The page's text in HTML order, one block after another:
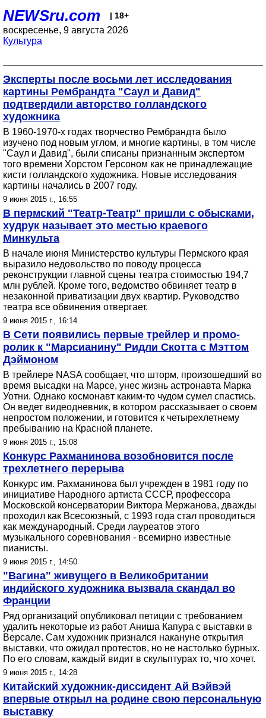
NEWSru.com | 18+
воскресенье, 9 августа 2026
Культура
Эксперты после восьми лет исследования
картины Рембрандта "Саул и Давид"
подтвердили авторство голландского
художника
В 1960-1970-х годах творчество Рембрандта было
изучено под новым углом, и многие картины, в том числе
"Саул и Давид", были списаны признанным экспертом
того времени Хорстом Герсоном как не принадлежащие
кисти голландского художника. Новые исследования
картины начались в 2007 году.
9 июня 2015 г., 16:55
В пермский "Театр-Театр" пришли с обысками,
худрук называет это местью краевого
Минкульта
В начале июня Министерство культуры Пермского края
выразило недовольство по поводу процесса
реконструкции главной сцены театра стоимостью 194,7
млн рублей. Кроме того, ведомство обвиняет театр в
незаконной приватизации двух квартир. Руководство
театра все обвинения отвергает.
9 июня 2015 г., 16:14
В Сети появились первые трейлер и промо-
ролик к "Марсианину" Ридли Скотта с Мэттом
Дэймоном
В трейлере NASA сообщает, что шторм, произошедший во
время высадки на Марсе, унес жизнь астронавта Марка
Уотни. Однако космонавт каким-то чудом сумел спастись.
Он ведет видеодневник, в котором рассказывает о своем
непростом положении, и готовится к четырехлетнему
пребыванию на Красной планете.
9 июня 2015 г., 15:08
Конкурс Рахманинова возобновится после
трехлетнего перерыва
Конкурс им. Рахманинова был учрежден в 1981 году по
инициативе Народного артиста СССР, профессора
Московской консерватории Виктора Мержанова, дважды
проходил как Всесоюзный, с 1993 года стал проводиться
как международный. Среди лауреатов этого
музыкального соревнования - всемирно известные
пианисты.
9 июня 2015 г., 14:50
"Вагина" живущего в Великобритании
индийского художника вызвала скандал во
Франции
Ряд организаций опубликовал петиции с требованием
удалить некоторые из работ Аниша Капура с выставки в
Версале. Сам художник признался накануне открытия
выставки, что ожидал протестов, но не настолько бурных.
По его словам, каждый видит в скульптурах то, что хочет.
9 июня 2015 г., 14:28
Китайский художник-диссидент Ай Вэйвэй
впервые открыл на родине свою персональную
выставку